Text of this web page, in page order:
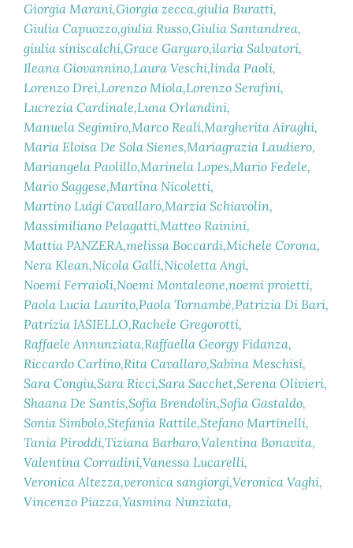
Giorgia Marani Giorgia zecca giulia Buratti
Giulia Capuozzo giulia Russo Giulia Santandrea
giulia siniscalchi Grace Gargaro ilaria Salvatori
Ileana Giovannino Laura Veschi linda Paoli
Lorenzo Drei Lorenzo Miola Lorenzo Serafini
Lucrezia Cardinale Luna Orlandini
Manuela Segimiro Marco Reali Margherita Airaghi
Maria Eloisa De Sola Sienes Mariagrazia Laudiero
Mariangela Paolillo Marinela Lopes Mario Fedele
Mario Saggese Martina Nicoletti
Martino Luigi Cavallaro Marzia Schiavolin
Massimiliano Pelagatti Matteo Rainini
Mattia PANZERA melissa Boccardi Michele Corona
Nera Klean Nicola Galli Nicoletta Angi
Noemi Ferraioli Noemi Montaleone noemi proietti
Paola Lucia Laurito Paola Tornambè Patrizia Di Bari
Patrizia IASIELLO Rachele Gregorotti
Raffaele Annunziata Raffaella Georgy Fidanza
Riccardo Carlino Rita Cavallaro Sabina Meschisi
Sara Congiu Sara Ricci Sara Sacchet Serena Olivieri
Shaana De Santis Sofia Brendolin Sofia Gastaldo
Sonia Simbolo Stefania Rattile Stefano Martinelli
Tania Piroddi Tiziana Barbaro Valentina Bonavita
Valentina Corradini Vanessa Lucarelli
Veronica Altezza veronica sangiorgi Veronica Vaghi
Vincenzo Piazza Yasmina Nunziata